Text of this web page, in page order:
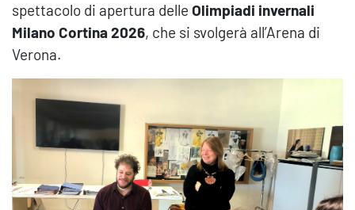
spettacolo di apertura delle Olimpiadi invernali
Milano Cortina 2026, che si svolgerà all’Arena di
Verona.